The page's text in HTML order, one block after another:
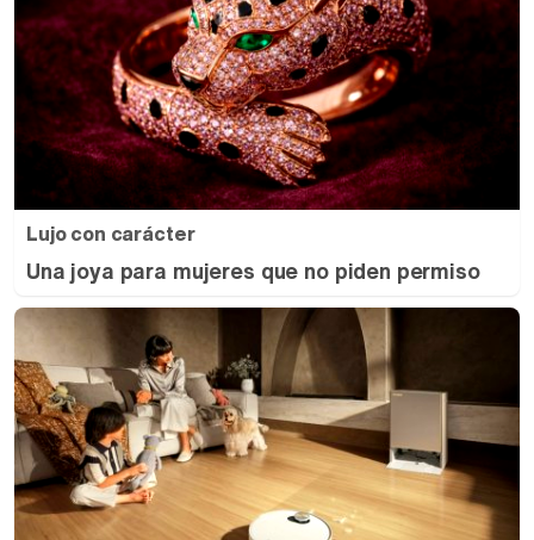
Lujo con carácter
Una joya para mujeres que no piden permiso